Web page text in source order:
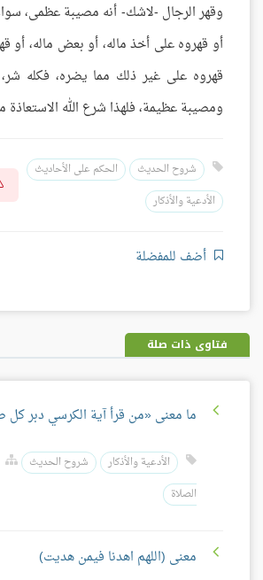
وقهر الرجال -لاشك- أنه مصيبة عظمى،
أو قهروه على أخذ ماله، أو بعض ماله، أو
قهروه على غير ذلك مما يضره، فكله
ومصيبة عظيمة، فلهذا شرع الله
شروح الحديث
الحكم على الأحاديث
الأدعية والأذكار
أضف للمفضلة
فتاوى ذات صلة
ما معنى «من قرأ آية الكرسي دبر كل
الأدعية والأذكار شروح الحديث
الصلاة
معنى (اللهم اهدنا فيمن هديت)